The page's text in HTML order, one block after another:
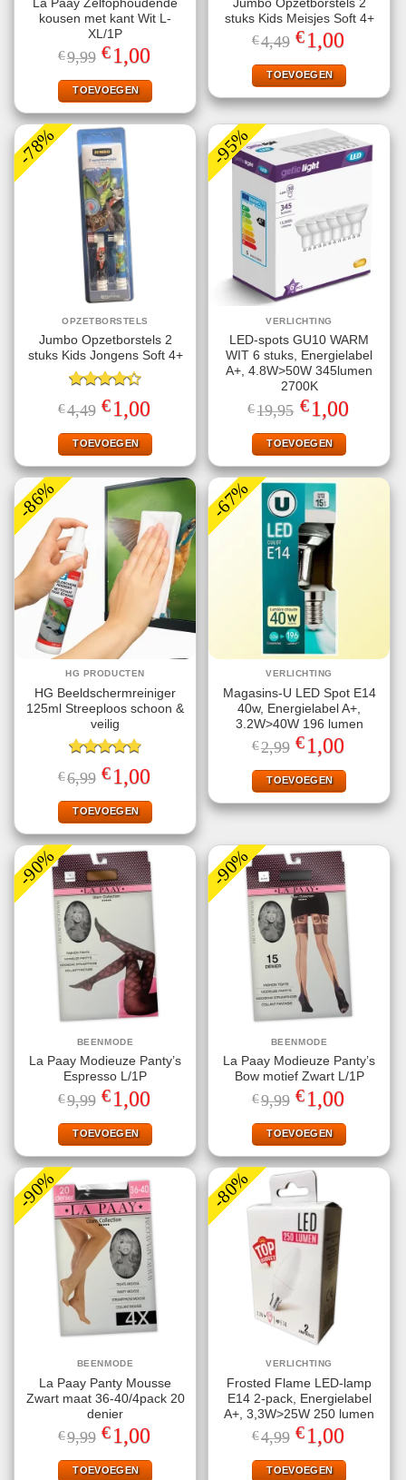
La Paay Zelfophoudende
kousen met kant Wit L-
XL/1P
€9,99 Oorspronkelijke
prijs
was:
€9,99.
€1,00
is:
€1,00.
TOEVOEGEN
Jumbo Opzetborstels 2
stuks Kids Meisjes Soft 4+
€4,49 Oorspronkelijke
prijs
was:
€4,49.
€1,00
is:
€1,00.
TOEVOEGEN
-78%
OPZETBORSTELS
Jumbo Opzetborstels 2
stuks Kids Jongens Soft 4+
Gewaardeerd
4.33uit 5
€4,49 Oorspronkelijke
prijs
was:
€4,49.
€1,00
is:
€1,00.
TOEVOEGEN
-95%
VERLICHTING
LED-spots GU10 WARM
WIT 6 stuks, Energielabel
A+, 4.8W>50W 345lumen
2700K
€19,95 Oorspronkelijke
prijs
was:
€19,95.
€1,00Huidige
prijs
TOEVOEGEN
-86%
HG PRODUCTEN
HG Beeldschermreiniger
125ml Streeploos schoon &
veilig
Gewaardeerd
4.78uit 5
€6,99 Oorspronkelijke
prijs
was:
€6,99.
€1,00
is:
€1,00.
TOEVOEGEN
-67%
VERLICHTING
Magasins-U LED Spot E14
40w, Energielabel A+,
3.2W>40W 196 lumen
€2,99 Oorspronkelijke
prijs
was:
€2,99.
€1,00
is:
€1,00.
TOEVOEGEN
-90%
BEENMODE
La Paay Modieuze Panty’s
Espresso L/1P
€9,99 Oorspronkelijke
prijs
was:
€9,99.
€1,00
is:
€1,00.
TOEVOEGEN
-90%
BEENMODE
La Paay Modieuze Panty’s
Bow motief Zwart L/1P
€9,99 Oorspronkelijke
prijs
was:
€9,99.
€1,00
is:
€1,00.
TOEVOEGEN
-90%
BEENMODE
La Paay Panty Mousse
Zwart maat 36-40/4pack 20
denier
€9,99 Oorspronkelijke
prijs
was:
€9,99.
€1,00
is:
€1,00.
TOEVOEGEN
-80%
VERLICHTING
Frosted Flame LED-lamp
E14 2-pack, Energielabel
A+, 3,3W>25W 250 lumen
€4,99 Oorspronkelijke
prijs
was:
€4,99.
€1,00
is:
€1,00.
TOEVOEGEN